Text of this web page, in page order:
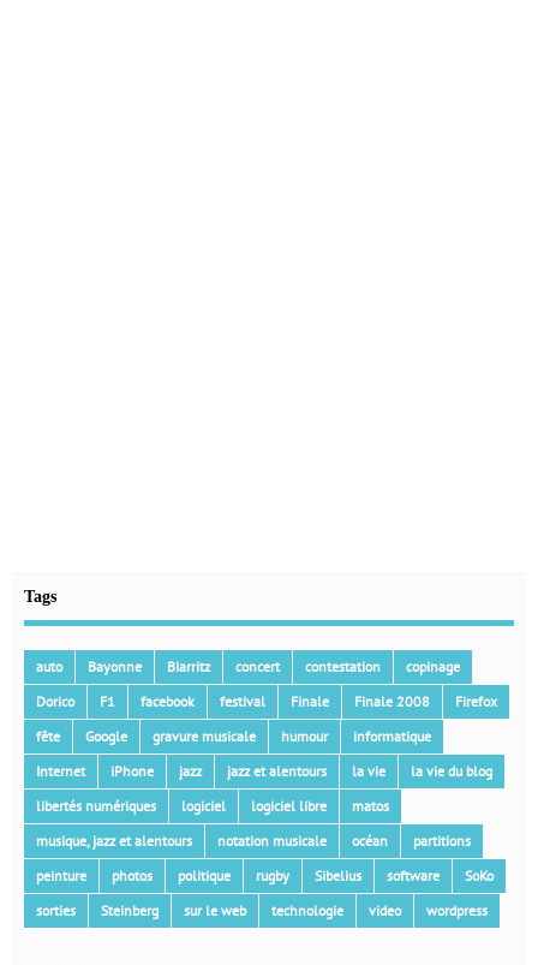
Tags
auto Bayonne Biarritz concert contestation
copinage
Dorico
F1 facebook festival Finale Finale 2008
Firefox
fête
Google gravure musicale humour
informatique
Internet
iPhone jazz jazz et alentours la vie
la vie du blog
libertés numériques
logiciel logiciel libre
matos
musique, jazz et alentours
notation musicale océan
partitions
peinture
photos politique rugby Sibelius software
SoKo
sorties
Steinberg sur le web technologie video wordpress